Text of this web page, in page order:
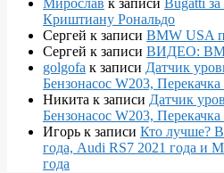
Мирослав к записи Bugatti
Криштиану Рональдо
Сергей к записи BMW USA
Сергей к записи ВИДЕО:
golgofa к записи Датчик
Бензонасос W203,
Никита к записи Датчик
Бензонасос W203,
Игорь к записи Кто лучше?
года, Audi RS7 2021 года и
года